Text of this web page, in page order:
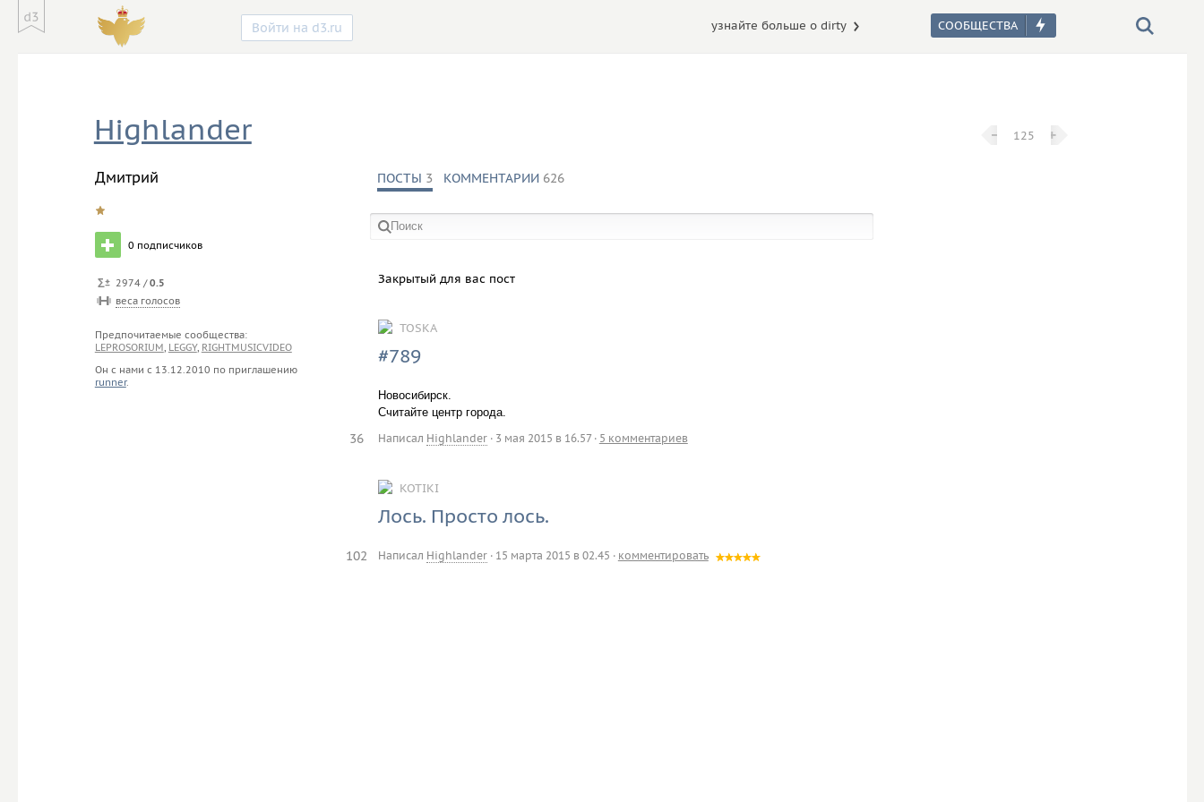
Войти на d3.ru узнайте больше о dirty
− 125 +
Highlander
Дмитрий
0 подписчиков
2974 /0.5
веса голосов
Предпочитаемые сообщества:
LEPROSORIUM, LEGGY, RIGHTMUSICVIDEO
Он с нами с 13.12.2010 по приглашению
runner.
ПОСТЫ 3 КОММЕНТАРИИ 626
в сообществах:
Закрытый для вас пост
TOSKA
#789
Новосибирск.
Считайте центр города.
Написал Highlander· 3 мая 2015 в 16.57· 5 комментариев
36
KOTIKI
Лось. Просто лось.
Написал Highlander· 15 марта 2015 в 02.45 · комментировать
102